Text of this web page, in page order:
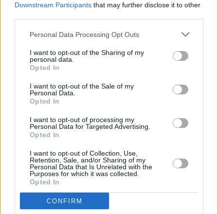
Downstream Participants that may further disclose it to other
Personal Data Processing Opt Outs
I want to opt-out of the Sharing of my
personal data.
Opted In
I want to opt-out of the Sale of my
Personal Data.
Opted In
I want to opt-out of processing my
Personal Data for Targeted Advertising.
Opted In
I want to opt-out of Collection, Use,
Retention, Sale, and/or Sharing of my
Personal Data that Is Unrelated with the
Purposes for which it was collected.
Opted In
CONFIRM
2.3. 5 eteryje pakalbintiems dalyviams
ŽEMAITIJOS PIENO produktų rinkinį.
3. Išaiškėjus, kad prizo laimėtoju tapo
nepilnametis asmuo, santykiuose su
žaidimo organizatoriumi tokiam
asmeniui teisės aktų nustatyta tvarka
atstovauja jo teisėti atstovai.
4. Prizai į piniginį ekvivalentą nekeičiami
ir negrąžinami.
5. Dalyvaudami konkurse dalyviai
sutinka, kad būtų tvarkomi jų asmens
duomenys (vardas, pavardė,